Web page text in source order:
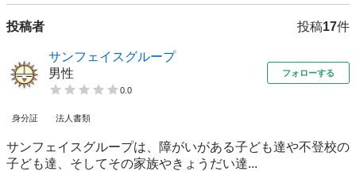
投稿者 投稿17件
サンフェイスグループ
男性
0.0
フォローする
身分証 法人書類
サンフェイスグループは、障がいがある子ども達や不登校の
子ども達、そしてその家族やきょうだい達...